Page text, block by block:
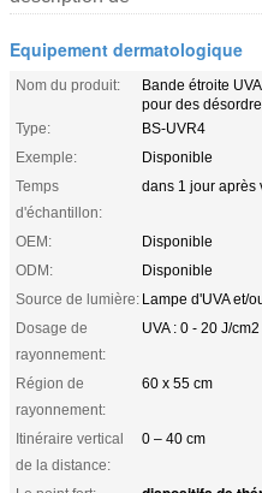
Equipement dermatologique
Nom du produit:
Bande étroite
pour des
Type:
BS-UVR4
Exemple:
Disponible
Temps
d'échantillon:
dans 1 jour après
OEM:
Disponible
ODM:
Disponible
Source de lumière: Lampe d'UVA et/
Dosage de
rayonnement:
UVA : 0 - 20 J/
Région de
rayonnement:
60 x 55 cm
Itinéraire vertical
de la distance:
0 – 40 cm